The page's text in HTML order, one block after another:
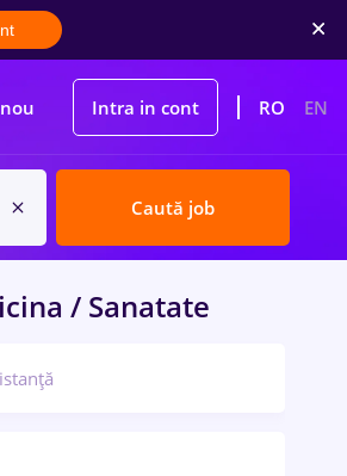
Intra in cont RO EN
Caută job
/ Sanatate